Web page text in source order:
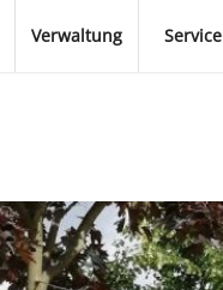
Verwaltung Service